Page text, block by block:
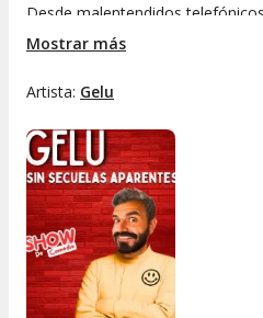
Desde malentendidos
de su reloj amarillo, cada
mientras, sin darte cuenta, te
riéndose de ella.
Ideal para: quienes disfrutan del
saben que reír es una forma de
de monólogos que no dicen nada.
Advertencia: puede contener
clínicamente inapropiados y
cuestionable.
Mostrar más
Artista: Gelu